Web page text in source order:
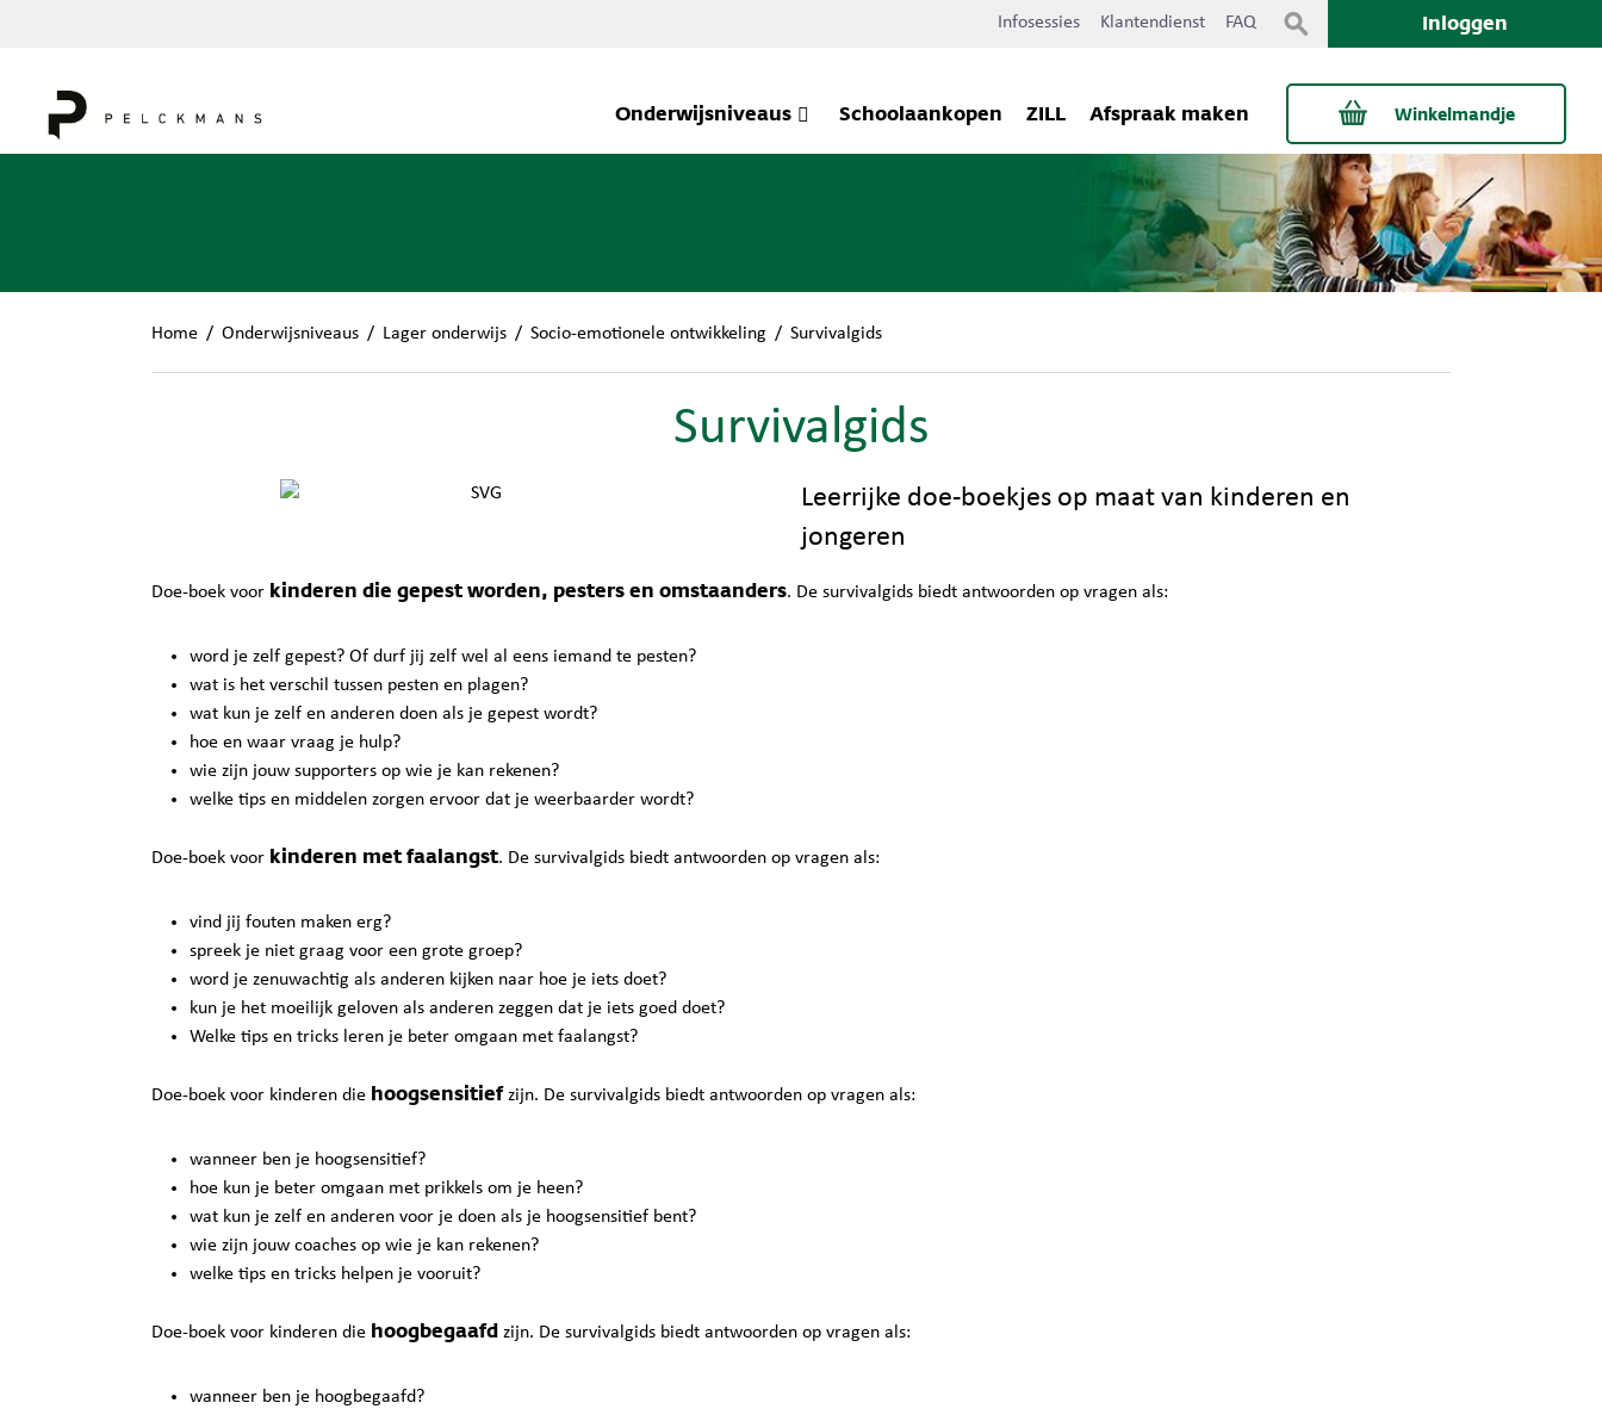
Infosessies Klantendienst FAQ Inloggen
Winkelmandje
Onderwijsniveaus Schoolaankopen ZILL Afspraak maken
Home / Onderwijsniveaus / Lager onderwijs / Socio-emotionele ontwikkeling / Survivalgids
Survivalgids
Leerrijke doe-boekjes op maat van kinderen en
jongeren
Doe-boek voor kinderen die gepest worden, pesters en omstaanders. De survivalgids biedt antwoorden op vragen als:
word je zelf gepest? Of durf jij zelf wel al eens iemand te pesten?
wat is het verschil tussen pesten en plagen?
wat kun je zelf en anderen doen als je gepest wordt?
hoe en waar vraag je hulp?
wie zijn jouw supporters op wie je kan rekenen?
welke tips en middelen zorgen ervoor dat je weerbaarder wordt?
Doe-boek voor kinderen met faalangst. De survivalgids biedt antwoorden op vragen als:
vind jij fouten maken erg?
spreek je niet graag voor een grote groep?
word je zenuwachtig als anderen kijken naar hoe je iets doet?
kun je het moeilijk geloven als anderen zeggen dat je iets goed doet?
Welke tips en tricks leren je beter omgaan met faalangst?
Doe-boek voor kinderen die hoogsensitief zijn. De survivalgids biedt antwoorden op vragen als:
wanneer ben je hoogsensitief?
hoe kun je beter omgaan met prikkels om je heen?
wat kun je zelf en anderen voor je doen als je hoogsensitief bent?
wie zijn jouw coaches op wie je kan rekenen?
welke tips en tricks helpen je vooruit?
Doe-boek voor kinderen die hoogbegaafd zijn. De survivalgids biedt antwoorden op vragen als:
wanneer ben je hoogbegaafd?